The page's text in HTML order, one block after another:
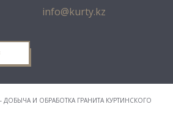
info@kurty.kz
ДОБЫЧА И ОБРАБОТКА ГРАНИТА КУРТИНСКОГО